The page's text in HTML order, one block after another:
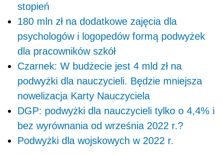
stopień
180 mln zł na dodatkowe zajęcia dla
psychologów i logopedów formą podwyżek
dla pracowników szkół
Czarnek: W budżecie jest 4 mld zł na
podwyżki dla nauczycieli. Będzie mniejsza
nowelizacja Karty Nauczyciela
DGP: podwyżki dla nauczycieli tylko o 4,4% i
bez wyrównania od września 2022 r.?
Podwyżki dla wojskowych w 2022 r.